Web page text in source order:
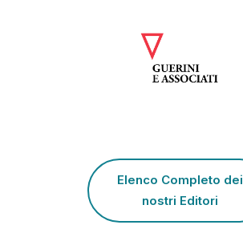
Elenco Completo dei
nostri Editori